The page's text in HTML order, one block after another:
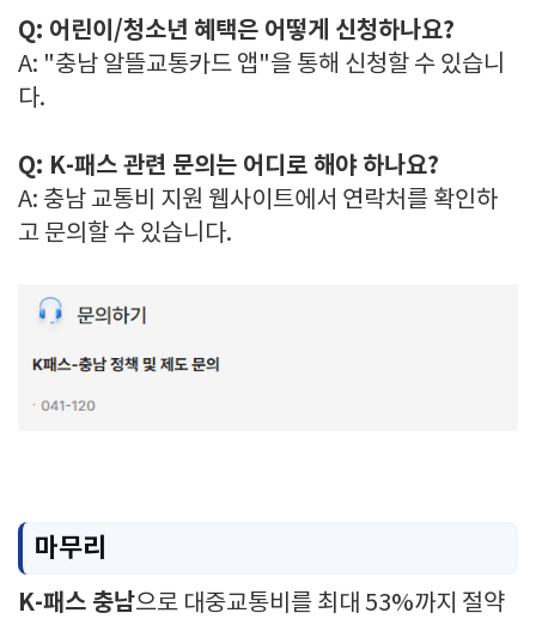
Q: 어린이/청소년 혜택은 어떻게 신청하나요?
A: "충남 알뜰교통카드 앱"을 통해 신청할 수 있습니
다.
Q: K-패스 관련 문의는 어디로 해야 하나요?
A: 충남 교통비 지원 웹사이트에서 연락처를 확인하
고 문의할 수 있습니다.
마무리
K-패스 충남으로 대중교통비를 최대 53%까지 절약